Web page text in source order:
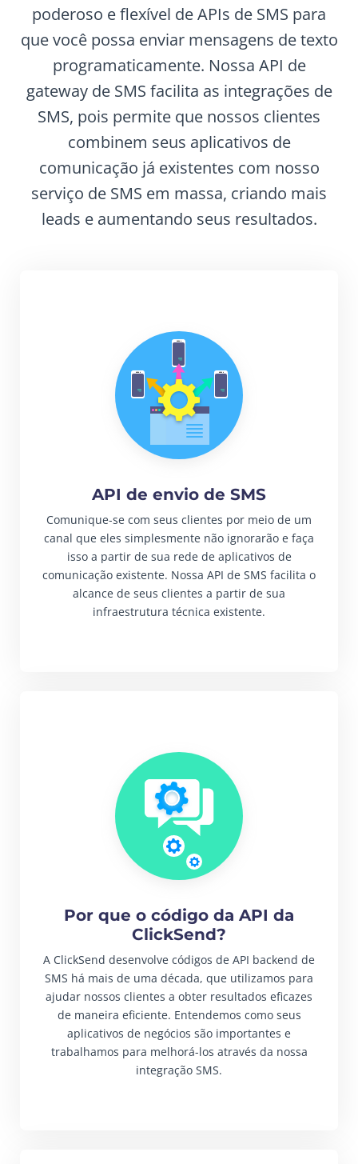
poderoso e flexível de APIs de SMS para
que você possa enviar mensagens de texto
programaticamente. Nossa API de
gateway de SMS facilita as integrações de
SMS, pois permite que nossos clientes
combinem seus aplicativos de
comunicação já existentes com nosso
serviço de SMS em massa, criando mais
leads e aumentando seus resultados.
API de envio de SMS
Comunique-se com seus clientes por meio de um
canal que eles simplesmente não ignorarão e faça
isso a partir de sua rede de aplicativos de
comunicação existente. Nossa API de SMS facilita o
alcance de seus clientes a partir de sua
infraestrutura técnica existente.
Por que o código da API da
ClickSend?
A ClickSend desenvolve códigos de API backend de
SMS há mais de uma década, que utilizamos para
ajudar nossos clientes a obter resultados eficazes
de maneira eficiente. Entendemos como seus
aplicativos de negócios são importantes e
trabalhamos para melhorá-los através da nossa
integração SMS.